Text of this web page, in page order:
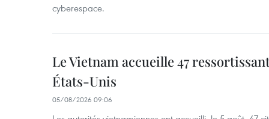
cyberespace.
Le Vietnam accueille 47
États-Unis
05/08/2026 09:06